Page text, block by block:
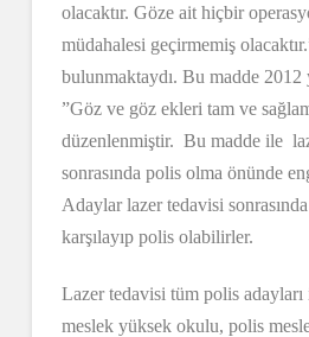
olacaktır. Göze ait hiçbir
müdahalesi geçirmemiş
bulunmaktaydı. Bu madde 2012
”Göz ve göz ekleri tam ve
düzenlenmiştir. Bu madde ile
sonrasında polis olma önünde
Adaylar lazer tedavisi
karşılayıp polis olabilirler.
Lazer tedavisi tüm polis
meslek yüksek okulu, polis